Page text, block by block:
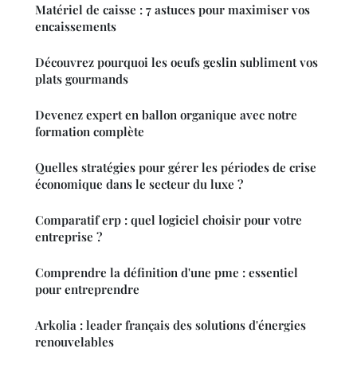
Matériel de caisse : 7 astuces pour maximiser vos
encaissements
Découvrez pourquoi les oeufs geslin subliment vos
plats gourmands
Devenez expert en ballon organique avec notre
formation complète
Quelles stratégies pour gérer les périodes de crise
économique dans le secteur du luxe ?
Comparatif erp : quel logiciel choisir pour votre
entreprise ?
Comprendre la définition d'une pme : essentiel
pour entreprendre
Arkolia : leader français des solutions d'énergies
renouvelables